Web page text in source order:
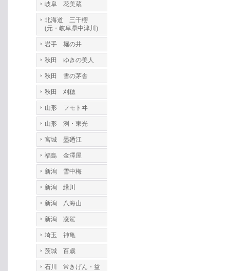
岐阜 花美蔵
北海道 三千櫻
(元・岐阜県中津川)
岩手 堀の井
秋田 ゆきの美人
秋田 雪の茅舎
秋田 刈穂
山形 フモトヰ
山形 洌・東光
宮城 墨廼江
福島 金澤屋
新潟 雪中梅
新潟 緑川
新潟 八海山
新潟 凌駕
埼玉 神亀
茨城 百歳
石川 常きげん・益